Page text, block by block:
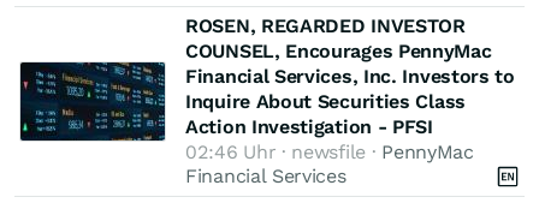
ROSEN, REGARDED INVESTOR
COUNSEL, Encourages PennyMac
Financial Services, Inc. Investors to
Inquire About Securities Class
Action Investigation - PFSI
02:46 Uhr · newsfile · PennyMac
Financial Services